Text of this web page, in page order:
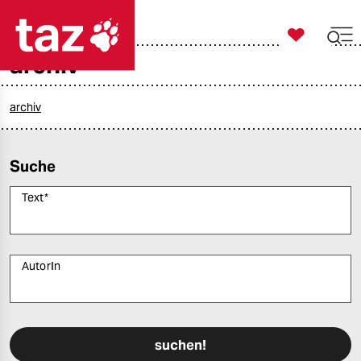
politik
gesellschaft
sport

taz zahl ich
archiv
archiv
Suche
Text*
AutorIn